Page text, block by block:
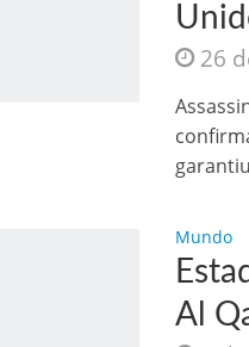
FILME: Como
26
Mundo
Al